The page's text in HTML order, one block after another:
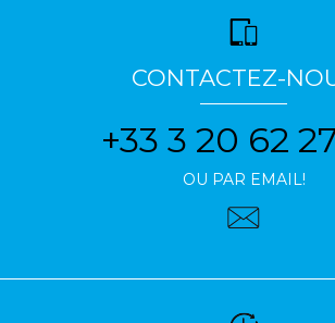
CONTACTEZ-
+33 3 20 62
OU PAR EMAIL!